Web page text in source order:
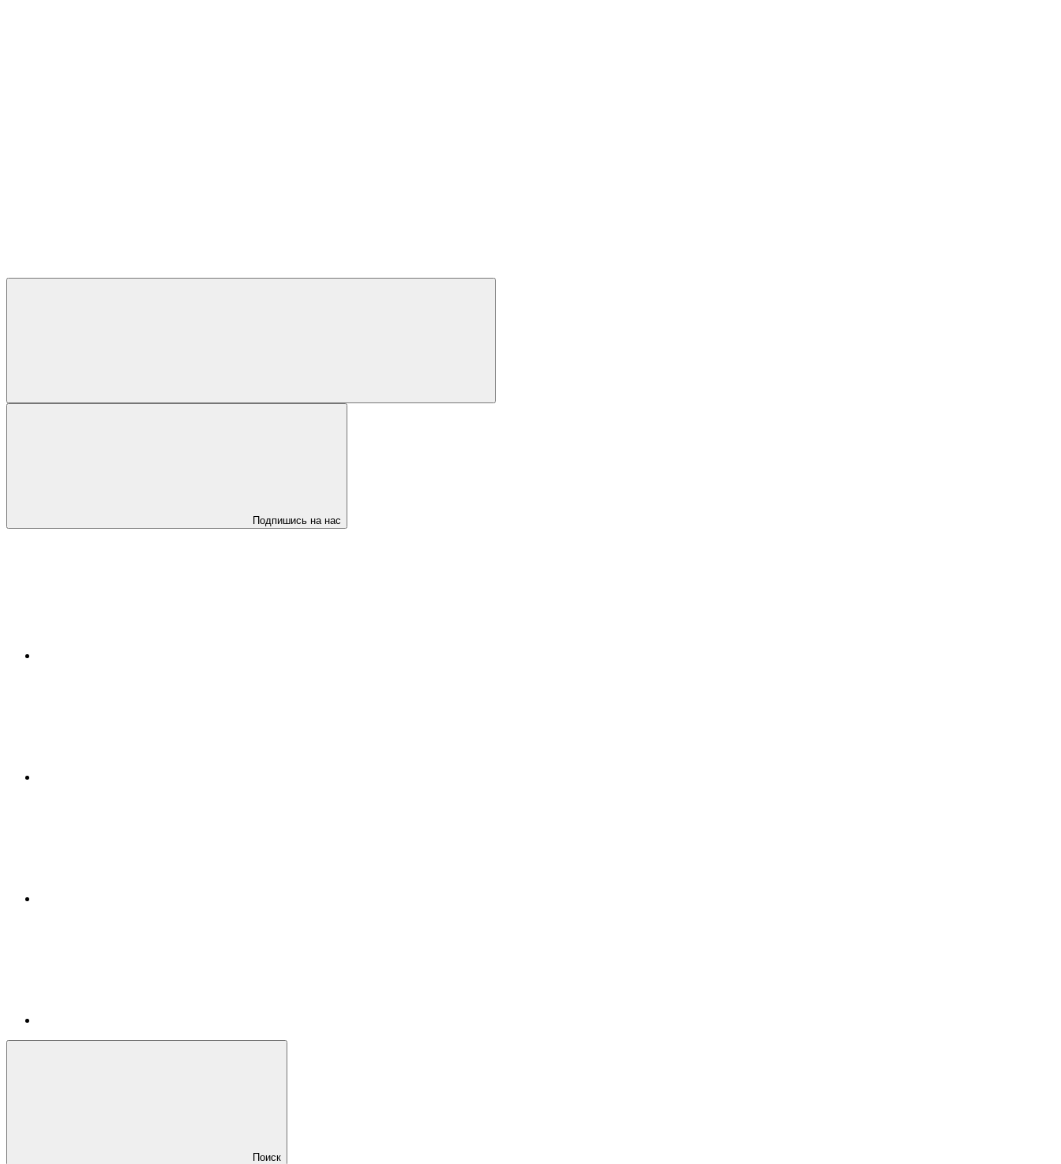
Подпишись на нас
Поиск